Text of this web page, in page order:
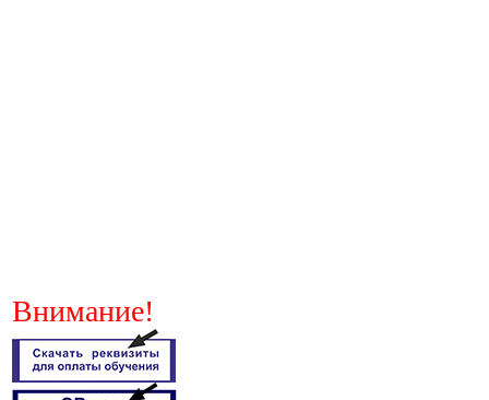
Внимание!